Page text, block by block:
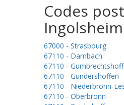
Codes
Ingolsheim
67000 - Strasbourg
67110 - Dambach
67110 -
67110 - Gundershoffen
67110 - Niederbronn-
67110 - Oberbronn